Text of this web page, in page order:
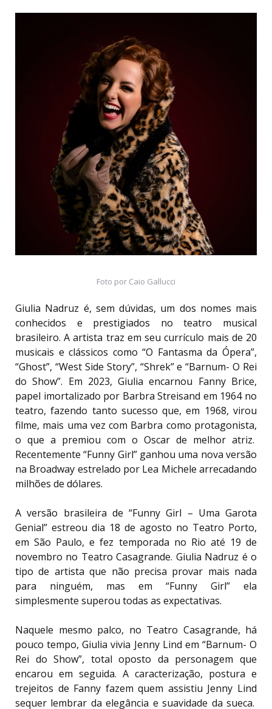
Foto por Caio Gallucci
Giulia Nadruz é, sem dúvidas, um dos nomes mais
conhecidos e prestigiados no teatro musical
brasileiro. A artista traz em seu currículo mais de 20
musicais e clássicos como “O Fantasma da Ópera”,
“Ghost”, “West Side Story”, “Shrek” e “Barnum- O Rei
do Show”. Em 2023, Giulia encarnou Fanny Brice,
papel imortalizado por Barbra Streisand em 1964 no
teatro, fazendo tanto sucesso que, em 1968, virou
filme, mais uma vez com Barbra como protagonista,
o que a premiou com o Oscar de melhor atriz.
Recentemente “Funny Girl” ganhou uma nova versão
na Broadway estrelado por Lea Michele arrecadando
milhões de dólares.
A versão brasileira de “Funny Girl – Uma Garota
Genial” estreou dia 18 de agosto no Teatro Porto,
em São Paulo, e fez temporada no Rio até 19 de
novembro no Teatro Casagrande. Giulia Nadruz é o
tipo de artista que não precisa provar mais nada
para ninguém, mas em “Funny Girl” ela
simplesmente superou todas as expectativas.
Naquele mesmo palco, no Teatro Casagrande, há
pouco tempo, Giulia vivia Jenny Lind em “Barnum- O
Rei do Show”, total oposto da personagem que
encarou em seguida. A caracterização, postura e
trejeitos de Fanny fazem quem assistiu Jenny Lind
sequer lembrar da elegância e suavidade da sueca.